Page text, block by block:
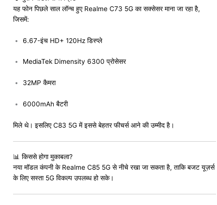
यह फोन पिछले साल लॉन्च हुए Realme C73 5G का सक्सेसर माना जा रहा है,
जिसमें:
6.67-इंच HD+ 120Hz डिस्प्ले
MediaTek Dimensity 6300 प्रोसेसर
32MP कैमरा
6000mAh बैटरी
मिले थे। इसलिए C83 5G में इससे बेहतर फीचर्स आने की उम्मीद है।
📊 किससे होगा मुकाबला?
नया मॉडल कंपनी के Realme C85 5G से नीचे रखा जा सकता है, ताकि बजट यूज़र्स
के लिए सस्ता 5G विकल्प उपलब्ध हो सके।